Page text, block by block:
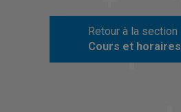
Retour à la section
Cours et horaires